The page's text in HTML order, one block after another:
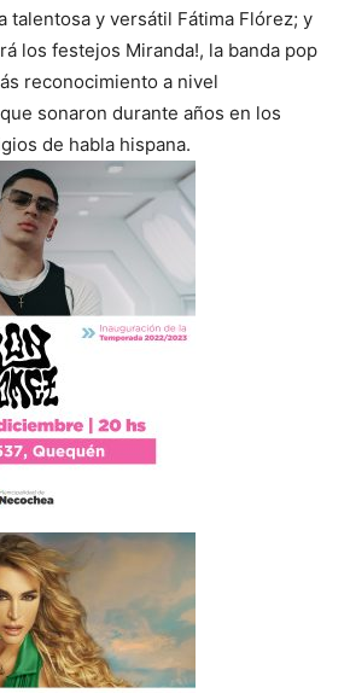
talentosa y versátil Fátima Flórez; y
los festejos Miranda!, la banda pop
reconocimiento a nivel
sonaron durante años en los
de habla hispana.